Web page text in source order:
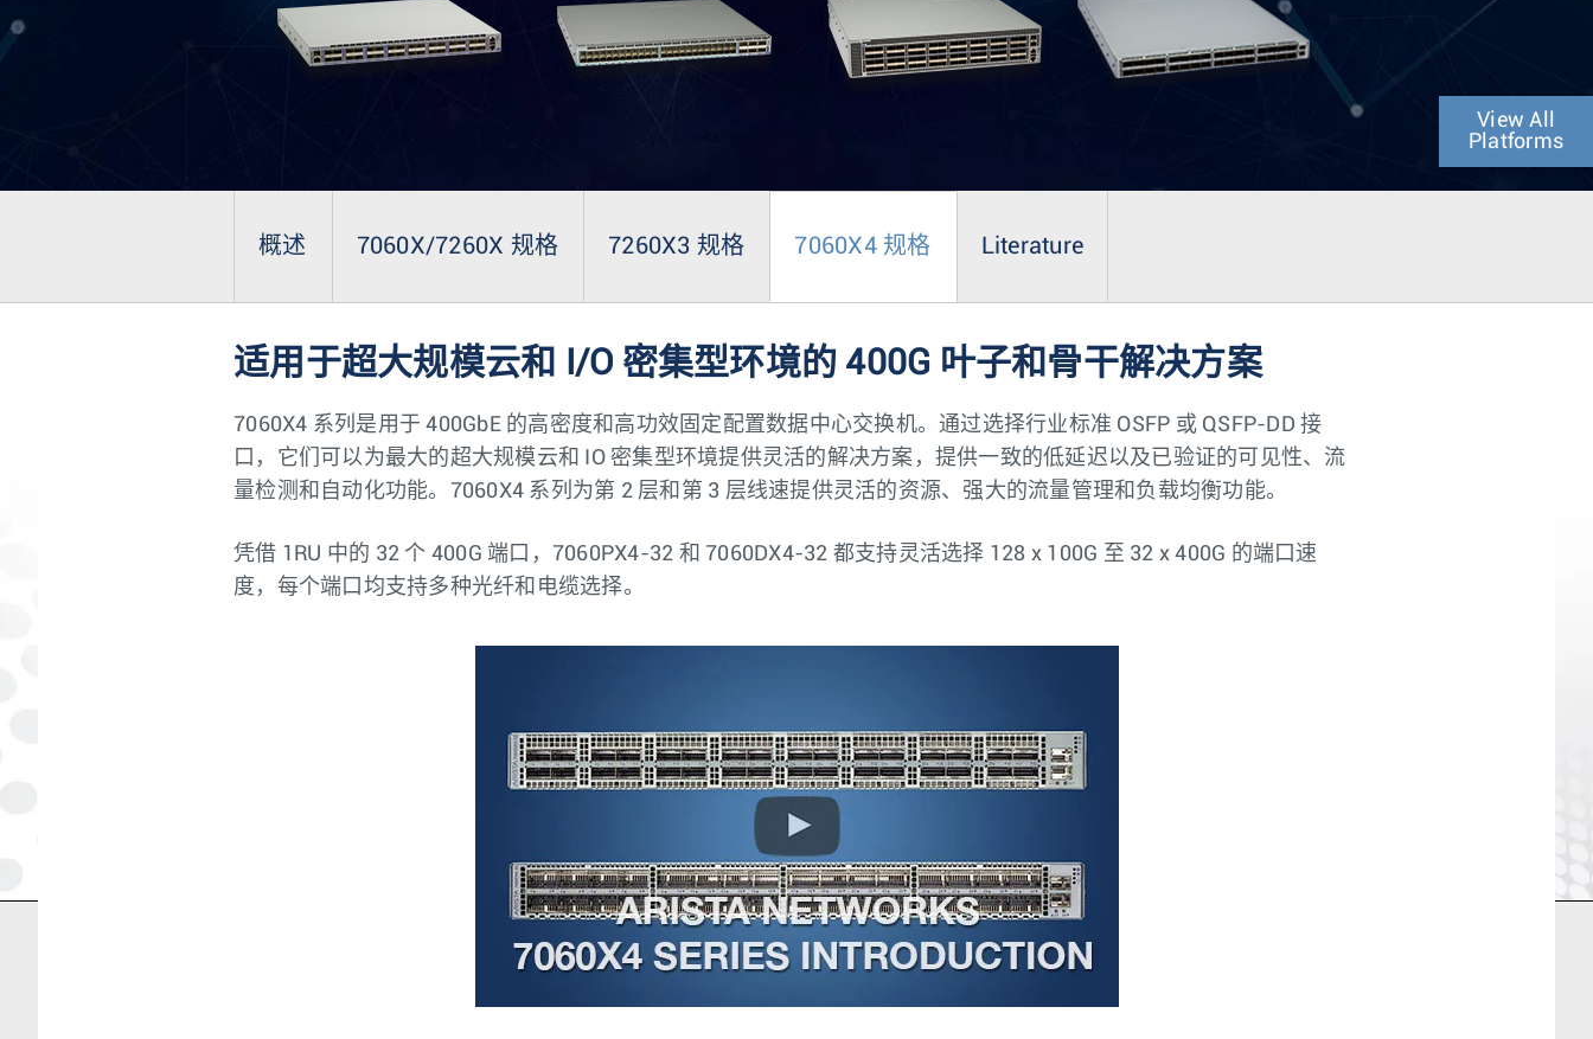
View All
Platforms
概述 7060X/7260X 规格 7260X3 规格 7060X4 规格 Literature
适用于超大规模云和 I/O 密集型环境的 400G 叶子和骨干解决方案
7060X4 系列是用于 400GbE 的高密度和高功效固定配置数据中心交换机。通过选择行业标准 OSFP 或 QSFP-DD 接
口，它们可以为最大的超大规模云和 IO 密集型环境提供灵活的解决方案，提供一致的低延迟以及已验证的可见性、流
量检测和自动化功能。7060X4 系列为第 2 层和第 3 层线速提供灵活的资源、强大的流量管理和负载均衡功能。
凭借 1RU 中的 32 个 400G 端口，7060PX4-32 和 7060DX4-32 都支持灵活选择 128 x 100G 至 32 x 400G 的端口速
度，每个端口均支持多种光纤和电缆选择。